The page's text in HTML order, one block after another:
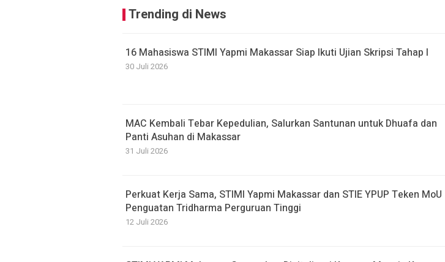
Trending di News
16 Mahasiswa STIMI Yapmi Makassar Siap Ikuti Ujian Skripsi Tahap I
30 Juli 2026
MAC Kembali Tebar Kepedulian, Salurkan Santunan untuk Dhuafa dan
Panti Asuhan di Makassar
31 Juli 2026
Perkuat Kerja Sama, STIMI Yapmi Makassar dan STIE YPUP Teken MoU
Penguatan Tridharma Perguruan Tinggi
12 Juli 2026